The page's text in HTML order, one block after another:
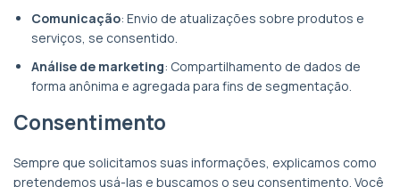
Comunicação: Envio de atualizações sobre produtos e
serviços, se consentido.
Análise de marketing: Compartilhamento de dados de
forma anônima e agregada para fins de segmentação.
Consentimento
Sempre que solicitamos suas informações, explicamos como
pretendemos usá-las e buscamos o seu consentimento. Você